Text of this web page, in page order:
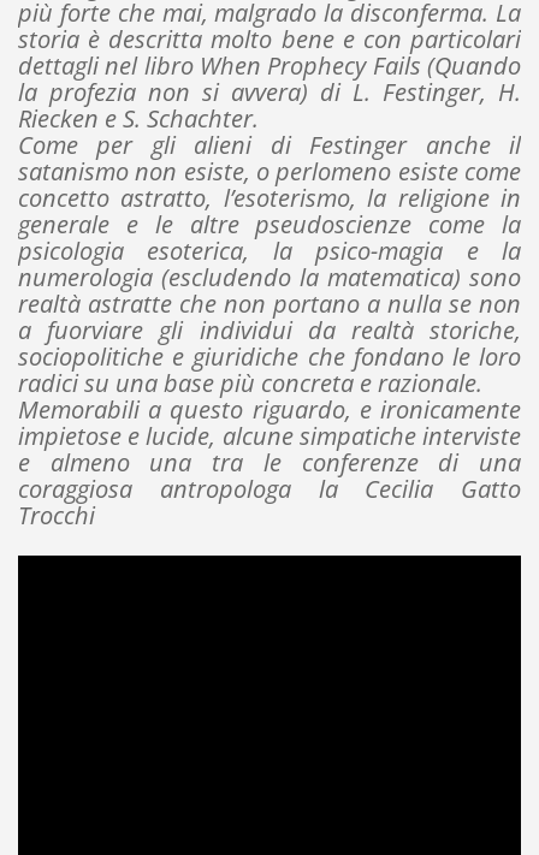
più forte che mai, malgrado la disconferma. La
storia è descritta molto bene e con particolari
dettagli nel libro When Prophecy Fails (Quando
la profezia non si avvera) di L. Festinger, H.
Riecken e S. Schachter.
Come per gli alieni di Festinger anche il
satanismo non esiste, o perlomeno esiste come
concetto astratto, l’esoterismo, la religione in
generale e le altre pseudoscienze come la
psicologia esoterica, la psico-magia e la
numerologia (escludendo la matematica) sono
realtà astratte che non portano a nulla se non
a fuorviare gli individui da realtà storiche,
sociopolitiche e giuridiche che fondano le loro
radici su una base più concreta e razionale.
Memorabili a questo riguardo, e ironicamente
impietose e lucide, alcune simpatiche interviste
e almeno una tra le conferenze di una
coraggiosa antropologa la Cecilia Gatto
Trocchi